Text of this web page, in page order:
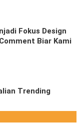
Fokus Design
Biar Kami
Trending